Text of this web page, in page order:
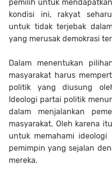
pemilih untuk
kondisi ini, rakyat
untuk tidak terjebak
yang merusak demokrasi
Dalam menentukan
masyarakat harus
politik yang diusung
Ideologi partai politik
dalam menjalankan
masyarakat. Oleh karena
untuk memahami
pemimpin yang sejalan
mereka.